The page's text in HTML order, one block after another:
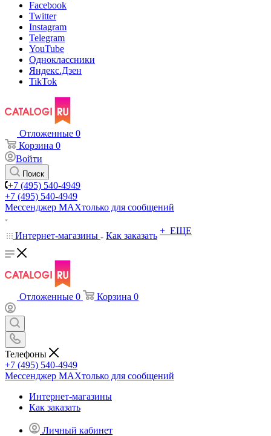
Facebook
Twitter
Instagram
Telegram
YouTube
Одноклассники
Яндекс.Дзен
TikTok
Отложенные 0
Корзина 0
Войти
Поиск
+7 (495) 540-4949
+7 (495) 540-4949
Мессенджер МАХтолько для сообщений
Интернет-магазины Как заказать + ЕЩЕ
Отложенные 0 Корзина 0
Телефоны
+7 (495) 540-4949
Мессенджер МАХтолько для сообщений
Интернет-магазины
Как заказать
Личный кабинет